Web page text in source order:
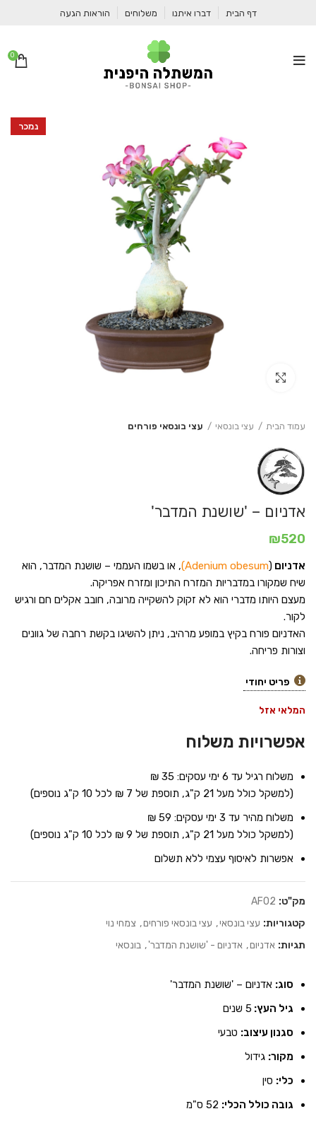
דף הבית דברו איתנו משלוחים הוראות הגעה
0
נמכר
עמוד הבית עצי בונסאי עצי בונסאי פורחים
אדניום – 'שושנת המדבר'
₪520
אדניום (
Adenium obesum) , או בשמו העממי – שושנת המדבר, הוא
שיח שמקורו במדבריות המזרח התיכון ומזרח אפריקה.
מעצם היותו מדברי הוא לא זקוק להשקייה מרובה, חובב אקלים חם ורגיש
לקור.
האדניום פורח בקיץ במופע מרהיב, ניתן להשיגו בקשת רחבה של גוונים
וצורות פריחה.
פריט יחודי
המלאי אזל
אפשרויות משלוח
משלוח רגיל עד 6 ימי עסקים: 35 ₪
(למשקל כולל מעל 21 ק"ג, תוספת של 7 ₪ לכל 10 ק"ג נוספים)
משלוח מהיר עד 3 ימי עסקים: 59 ₪
(למשקל כולל מעל 21 ק"ג, תוספת של 9 ₪ לכל 10 ק"ג נוספים)
אפשרות לאיסוף עצמי ללא תשלום
מק"ט: AF02
קטגוריות: עצי בונסאי, עצי בונסאי פורחים, צמחי נוי
תגיות: אדניום, אדניום - 'שושנת המדבר', בונסאי
סוג: אדניום – 'שושנת המדבר'
גיל העץ: 5 שנים
סגנון עיצוב: טבעי
מקור: גידול
כלי: סין
גובה כולל הכלי: